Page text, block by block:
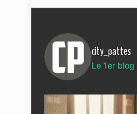
city_pattes
Le 1er